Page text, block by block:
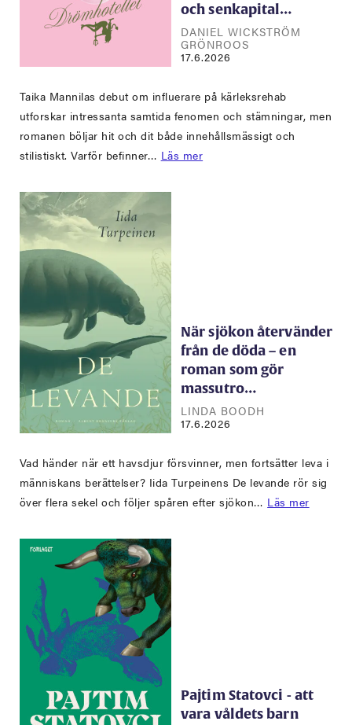
och senkapital…
DANIEL WICKSTRÖM
GRÖNROOS
17.6.2026
Taika Mannilas debut om influerare på kärleksrehab
utforskar intressanta samtida fenomen och stämningar, men
romanen böljar hit och dit både innehållsmässigt och
stilistiskt. Varför befinner… Läs mer
När sjökon återvänder
från de döda – en
roman som gör
massutro…
LINDA BOODH
17.6.2026
Vad händer när ett havsdjur försvinner, men fortsätter leva i
människans berättelser? Iida Turpeinens De levande rör sig
över flera sekel och följer spåren efter sjökon… Läs mer
Pajtim Statovci - att
vara våldets barn